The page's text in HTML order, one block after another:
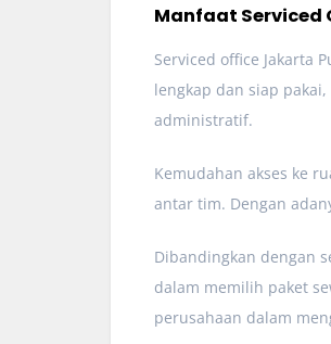
Manfaat Serviced
Serviced office Jakarta
lengkap dan siap
administratif.
Kemudahan akses ke
antar tim. Dengan
Dibandingkan dengan
dalam memilih paket
perusahaan dalam